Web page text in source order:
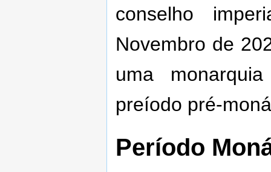
conselho
Novembro de
uma
preíodo pré-
Período